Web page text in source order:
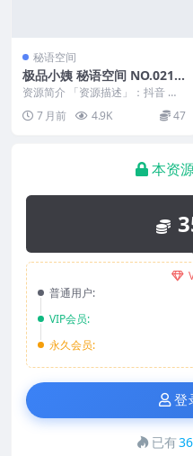
秘语空间
极品小姨 秘语空间 NO.021
期 最新至：2026.1.9
资源简介 「资源描述」：抖音 极
品小姨 秘语空间 NO.021期 【10P
3V】...
7 月前 4.9K 47
本资
普通用户:
VIP会员:
永久会员:
登
已有